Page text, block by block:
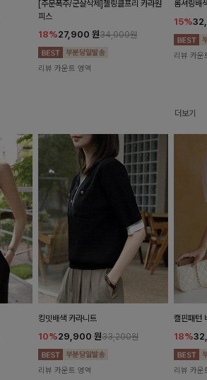
[주문폭주/군살삭제]젤링클프리 카라원
피스
18%27,900 원34,000원
리뷰 카운트 영역
롬셔링배
15%
리뷰 카운
더보기
킹밋배색 카라니트
10%29,900 원33,200원
리뷰 카운트 영역
캘핀패턴
18%
리뷰 카운